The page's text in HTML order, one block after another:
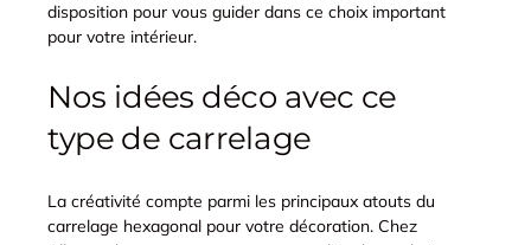
disposition pour vous guider dans ce choix important
pour votre intérieur.
Nos idées déco avec ce
type de carrelage
La créativité compte parmi les principaux atouts du
carrelage hexagonal pour votre décoration. Chez